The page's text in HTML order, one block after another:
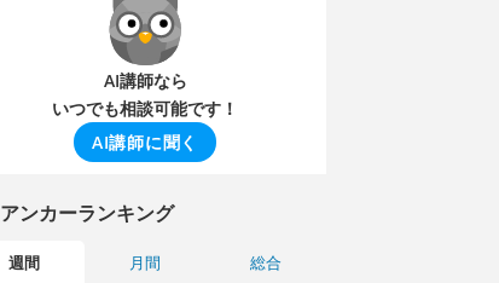
AI講師なら
いつでも相談可能です！
AI講師に聞く
アンカーランキング
週間 月間 総合